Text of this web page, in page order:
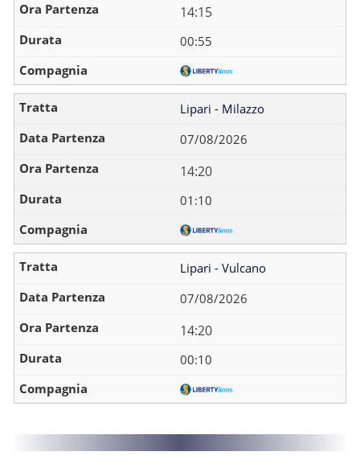
14:15
00:55
Lipari - Milazzo
07/08/2026
14:20
01:10
Lipari - Vulcano
07/08/2026
14:20
00:10